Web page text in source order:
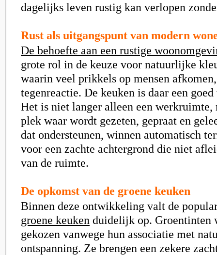
dagelijks leven rustig kan verlopen
Rust als uitgangspunt van modern
De behoefte aan een rustige
grote rol in de keuze voor natuurlijke
waarin veel prikkels op mensen
tegenreactie. De keuken is daar een
Het is niet langer alleen een werkruimte,
plek waar wordt gezeten, gepraat en
dat ondersteunen, winnen automatisch
voor een zachte achtergrond die niet
van de ruimte.
De opkomst van de groene keuken
Binnen deze ontwikkeling valt de
groene keuken duidelijk op. Groentinten
gekozen vanwege hun associatie met
ontspanning. Ze brengen een zekere